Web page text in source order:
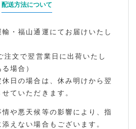
配送方法について
・福山通運にてお届けいたし
注文で翌営業日に出荷いたし
場合）
日の場合は、休み明けから翌
ていただきます。
や悪天候等の影響により、指
えない場合もございます。